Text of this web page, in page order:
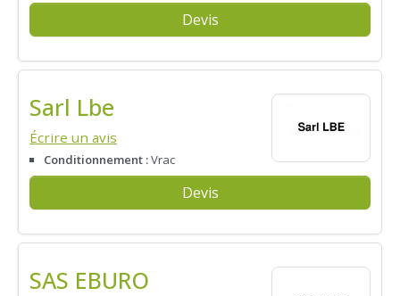
Devis
Sarl Lbe
Écrire un avis
Conditionnement :Vrac
Devis
SAS EBURO